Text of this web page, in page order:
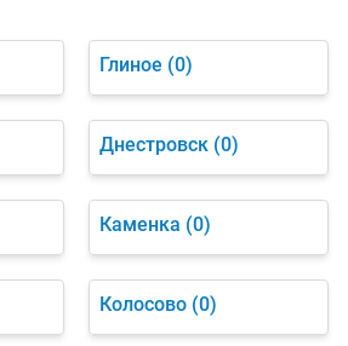
Глиное (0)
Днестровск (0)
Каменка (0)
Колосово (0)